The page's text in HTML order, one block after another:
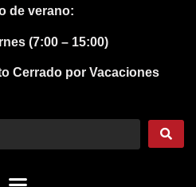
de verano:
(7:00 – 15:00)
Cerrado por Vacaciones